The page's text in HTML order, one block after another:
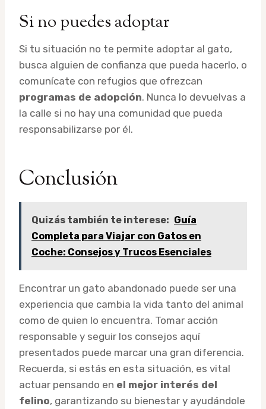
Si no puedes adoptar
Si tu situación no te permite adoptar al gato,
busca alguien de confianza que pueda hacerlo, o
comunícate con refugios que ofrezcan
programas de adopción. Nunca lo devuelvas a
la calle si no hay una comunidad que pueda
responsabilizarse por él.
Conclusión
Quizás también te interese: Guía
Completa para Viajar con Gatos en
Coche: Consejos y Trucos Esenciales
Encontrar un gato abandonado puede ser una
experiencia que cambia la vida tanto del animal
como de quien lo encuentra. Tomar acción
responsable y seguir los consejos aquí
presentados puede marcar una gran diferencia.
Recuerda, si estás en esta situación, es vital
actuar pensando en el mejor interés del
felino, garantizando su bienestar y ayudándole